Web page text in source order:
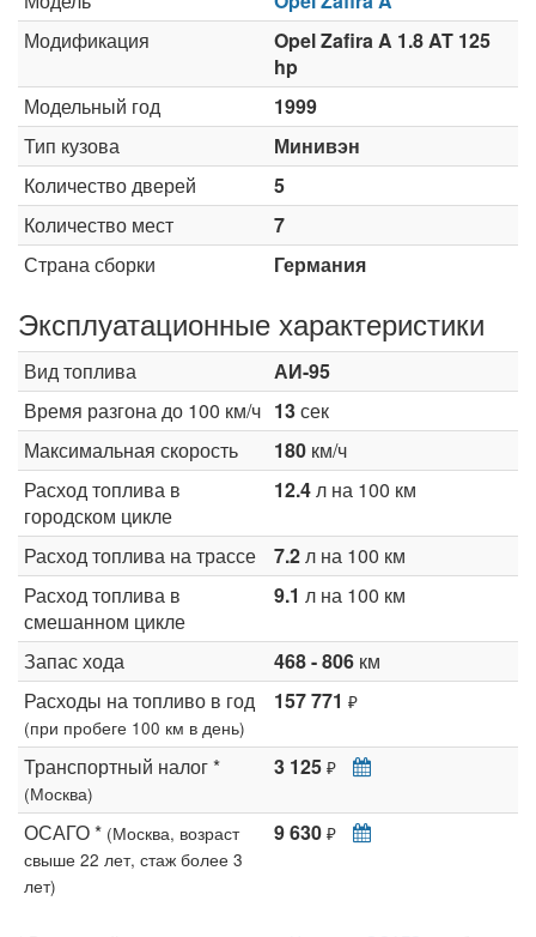
Модификация
Opel Zafira A 1.8 AT 125
hp
Модельный год
1999
Тип кузова
Минивэн
Количество дверей
5
Количество мест
7
Страна сборки
Германия
Эксплуатационные характеристики
Вид топлива
АИ-95
Время разгона до 100 км/ч 13сек
Максимальная скорость
180 км/ч
Расход топлива в
городском цикле
12.4л на 100 км
Расход топлива на трассе 7.2л на 100 км
Расход топлива в
смешанном цикле
9.1 л на 100 км
Запас хода 468 - 806 км
Расходы на топливо в год
(при пробеге 100 км в день)
157 771 ₽
Транспортный налог *
(Москва)
3 125 ₽
ОСАГО * (Москва, возраст
свыше 22 лет, стаж более 3
лет)
9 630 ₽